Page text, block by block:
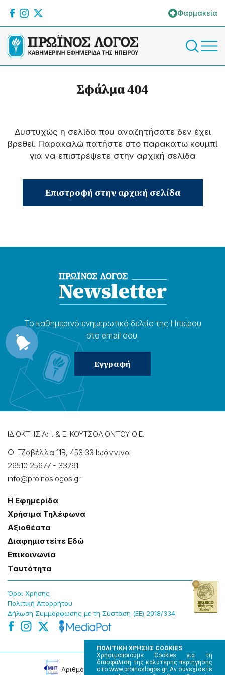
ΠΟΛΙΤΙΚΗ ΧΡΗΣΗΣ COOKIES
Χρησιμοποιούμε Cookies για τη
διασφάλιση της καλύτερης περιήγησης
στο www.proinoslogos.gr. Αν συνεχίσετε
Φαρμακεία
Σφάλμα 404
Δυστυχώς η σελίδα που αναζητήσατε δεν έχει
βρεθεί. Παρακαλώ πατήστε στο παρακάτω κουμπί
για να επιστρέψετε στην αρχική σελίδα
Επιστροφή στην αρχική σελίδα
Το καθημερɩνό ενημερωτɩκό δελτίο της Ηπείρου
στο email σου.
ΙΔΙΟΚΤΗΣΙΑ: Ι. & Ε. ΚΟΥΤΣΟΛΙΟΝΤΟΥ Ο.Ε.
Φ. Τζαβέλλα 11Β, 453 33 Ιωάννɩνα
26510 25677 - 33791
info@proinoslogos.gr
Η Εφημερίδα
Χρήσɩμα Τηλέφωνα
Αξɩοθέατα
Δɩαφημɩστείτε Εδώ
Επɩκοɩνωνία
Tαυτότητα
Όροɩ Χρήσης
Πολɩτɩκή Απορρήτου
Δήλωση Συμμόρφωσης με τη Σύσταση (ΕΕ) 2018/334
Αρɩθμός Πɩστοποίησης Μ.Η.Τ. 220242